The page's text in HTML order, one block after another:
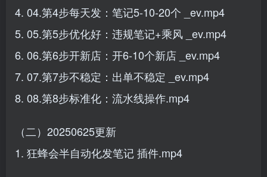
4. 04.第4步每天发：笔记5-10-20个 _ev.mp4
5. 05.第5步优化好：违规笔记+乘风 _ev.mp4
6. 06.第6步开新店：开6-10个新店 _ev.mp4
7. 07.第7步不稳定：出单不稳定 _ev.mp4
8. 08.第8步标准化：流水线操作.mp4
（二）20250625更新
1. 狂蜂会半自动化发笔记 插件.mp4